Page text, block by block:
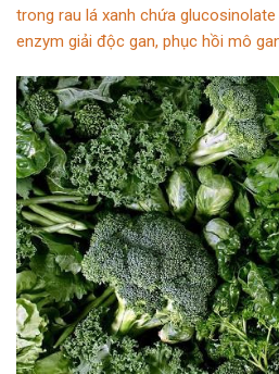
trong rau lá xanh chứa
enzym giải độc gan, phục hồi mô